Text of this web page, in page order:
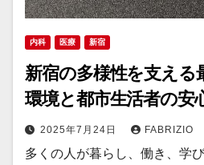
内科 医療 新宿
新宿の多様性を支える
環境と都市生活者の安
2025年7月24日 FABRIZIO
多くの人が暮らし、働き、学